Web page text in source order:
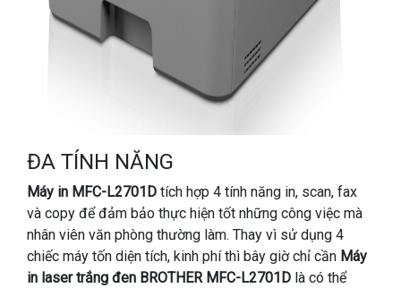
ĐA TÍNH NĂNG
Máy in MFC-L2701D tích hợp 4 tính năng in, scan, fax
và copy để đảm bảo thực hiện tốt những công việc mà
nhân viên văn phòng thường làm. Thay vì sử dụng 4
chiếc máy tốn diện tích, kinh phí thì bây giờ chỉ cần Máy
in laser trắng đen BROTHER MFC-L2701D là có thể